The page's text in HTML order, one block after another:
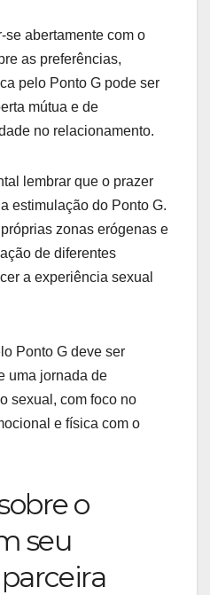
se abertamente com o
as preferências,
pelo Ponto G pode ser
mútua e de
no relacionamento.
lembrar que o prazer
estimulação do Ponto G.
zonas erógenas e
de diferentes
a experiência sexual
Ponto G deve ser
uma jornada de
sexual, com foco no
e física com o
o
seu